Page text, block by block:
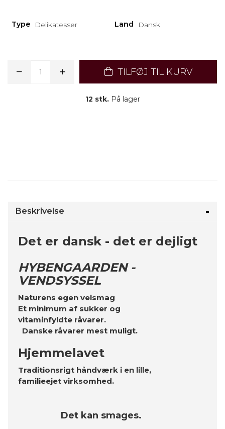
Type Delikatesser Land Dansk
TILFØJ TIL KURV
12 stk.På lager
Beskrivelse
Det er dansk - det er dejligt
HYBENGAARDEN -
VENDSYSSEL
Naturens egen velsmag
Et minimum af sukker og
vitaminfyldte råvarer.
Danske råvarer mest muligt.
Hjemmelavet
Traditionsrigt håndværk i en lille,
familieejet virksomhed.
Det kan smages.